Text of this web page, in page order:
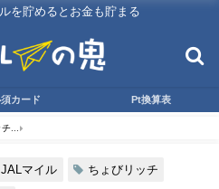
を貯めるとお金も貯まる
カード Pt換算表
チ
JALマイル ちょびリッチ